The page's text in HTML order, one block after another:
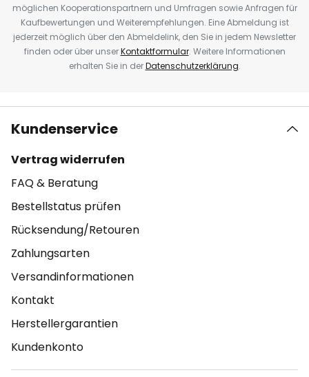
möglichen Kooperationspartnern und Umfragen sowie Anfragen für
Kaufbewertungen und Weiterempfehlungen. Eine Abmeldung ist
jederzeit möglich über den Abmeldelink, den Sie in jedem Newsletter
finden oder über unserKontaktformular. Weitere Informationen
erhalten Sie in derDatenschutzerklärung.
Kundenservice
Vertrag widerrufen
FAQ & Beratung
Bestellstatus prüfen
Rücksendung/Retouren
Zahlungsarten
Versandinformationen
Kontakt
Herstellergarantien
Kundenkonto